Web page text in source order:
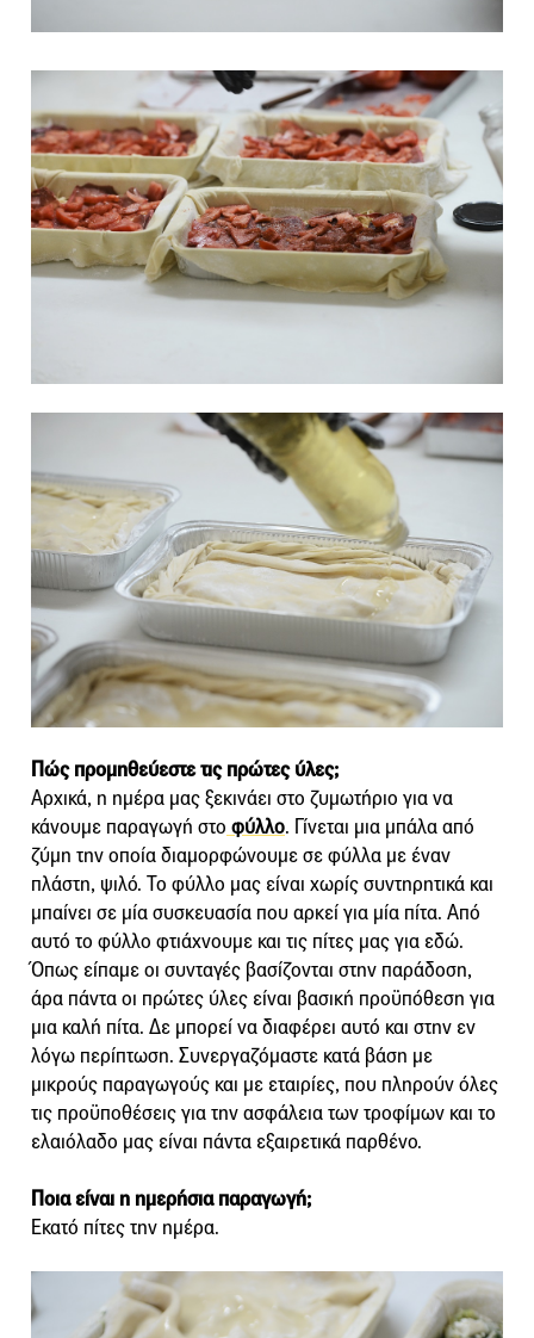
Πώς προμηθεύεστε τις πρώτες ύλες;
Αρχικά, η ημέρα μας ξεκινάει στο ζυμωτήριο για να
κάνουμε παραγωγή στο φύλλο. Γίνεται μια μπάλα από
ζύμη την οποία διαμορφώνουμε σε φύλλα με έναν
πλάστη, ψιλό. Το φύλλο μας είναι χωρίς συντηρητικά και
μπαίνει σε μία συσκευασία που αρκεί για μία πίτα. Από
αυτό το φύλλο φτιάχνουμε και τις πίτες μας για εδώ.
Όπως είπαμε οι συνταγές βασίζονται στην παράδοση,
άρα πάντα οι πρώτες ύλες είναι βασική προϋπόθεση για
μια καλή πίτα. Δε μπορεί να διαφέρει αυτό και στην εν
λόγω περίπτωση. Συνεργαζόμαστε κατά βάση με
μικρούς παραγωγούς και με εταιρίες, που πληρούν όλες
τις προϋποθέσεις για την ασφάλεια των τροφίμων και το
ελαιόλαδο μας είναι πάντα εξαιρετικά παρθένο.
Ποια είναι η ημερήσια παραγωγή;
Εκατό πίτες την ημέρα.